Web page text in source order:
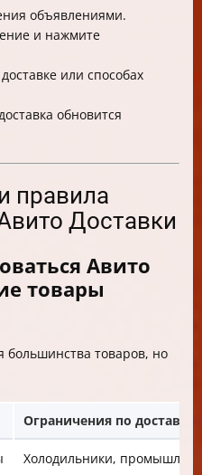
объявлениями.
и нажмите
или способах
обновится
правила
Доставки
Авито
товары
большинства товаров, но
Ограничения по доставке
Холодильники,